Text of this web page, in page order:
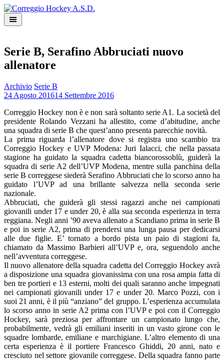
Skip
to
content
Serie B, Serafino Abbruciati nuovo
allenatore
Archivio Serie B
24 Agosto 201614 Settembre 2016
Correggio Hockey non è e non sarà soltanto serie A1. La società del
presidente Rolando Vezzani ha allestito, come d’abitudine, anche
una squadra di serie B che quest’anno presenta parecchie novità.
La prima riguarda l’allenatore dove si registra uno scambio tra
Correggio Hockey e UVP Modena: Juri Ialacci, che nella passata
stagione ha guidato la squadra cadetta biancorossoblù, guiderà la
squadra di serie A2 dell’UVP Modena, mentre sulla panchina della
serie B correggese siederà Serafino Abbruciati che lo scorso anno ha
guidato l’UVP ad una brillante salvezza nella seconda serie
nazionale.
Abbruciati, che guiderà gli stessi ragazzi anche nei campionati
giovanili under 17 e under 20, è alla sua seconda esperienza in terra
reggiana. Negli anni ’90 aveva allenato a Scandiano prima in serie B
e poi in serie A2, prima di prendersi una lunga pausa per dedicarsi
alle due figlie. E’ tornato a bordo pista un paio di stagioni fa,
chiamato da Massimo Barbieri all’UVP e, ora, seguendolo anche
nell’avventura correggese.
Il nuovo allenatore della squadra cadetta del Correggio Hockey avrà
a disposizione una squadra giovanissima con una rosa ampia fatta di
ben tre portieri e 13 esterni, molti dei quali saranno anche impegnati
nei campionati giovanili under 17 e under 20. Marco Pozzi, con i
suoi 21 anni, è il più “anziano” del gruppo. L’esperienza accumulata
lo scorso anno in serie A2 prima con l’UVP e poi con il Correggio
Hockey, sarà preziosa per affrontare un campionato lungo che,
probabilmente, vedrà gli emiliani inseriti in un vasto girone con le
squadre lombarde, emiliane e marchigiane. L’altro elemento di una
certa esperienza è il portiere Francesco Ghiddi, 20 anni, nato e
cresciuto nel settore giovanile correggese. Della squadra fanno parte